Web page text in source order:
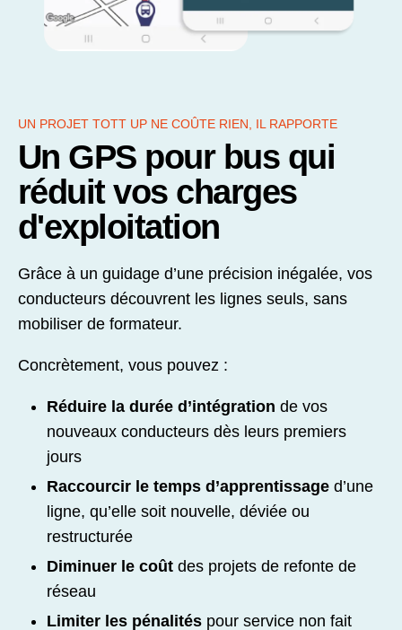
UN PROJET TOTT UP NE COÛTE RIEN, IL RAPPORTE
Un GPS pour bus qui
réduit vos charges
d'exploitation
Grâce à un guidage d’une précision inégalée, vos
conducteurs découvrent les lignes seuls, sans
mobiliser de formateur.
Concrètement, vous pouvez :
Réduire la durée d’intégration de vos
nouveaux conducteurs dès leurs premiers
jours
Raccourcir le temps d’apprentissage d’une
ligne, qu’elle soit nouvelle, déviée ou
restructurée
Diminuer le coût des projets de refonte de
réseau
Limiter les pénalités pour service non fait